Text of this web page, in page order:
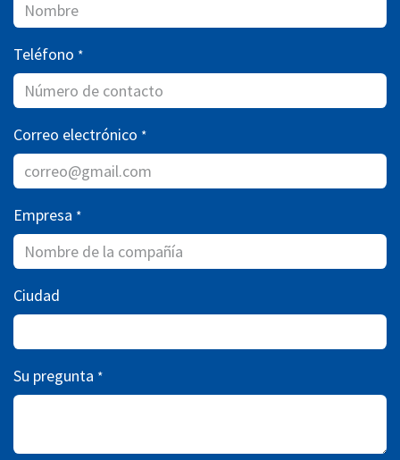
Teléfono *
Correo electrónico *
Empresa *
Ciudad
Su pregunta *